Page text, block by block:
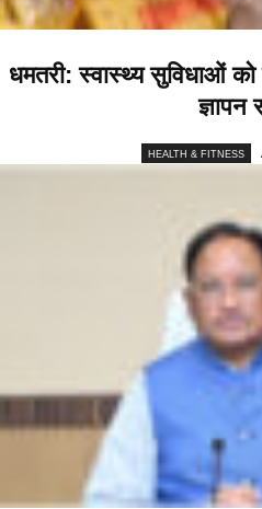
धमतरी: स्वास्थ्य सुविधाओं
ज्ञापन
HEALTH & FITNESS